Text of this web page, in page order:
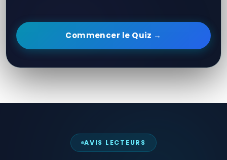
Commencer le Quiz →
AVIS LECTEURS